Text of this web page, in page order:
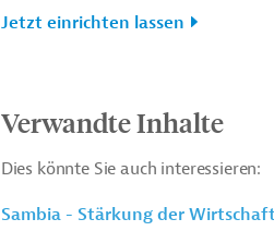
Jetzt einrichten lassen
Verwandte Inhalte
Dies könnte Sie auch interessieren:
Sambia - Stärkung der